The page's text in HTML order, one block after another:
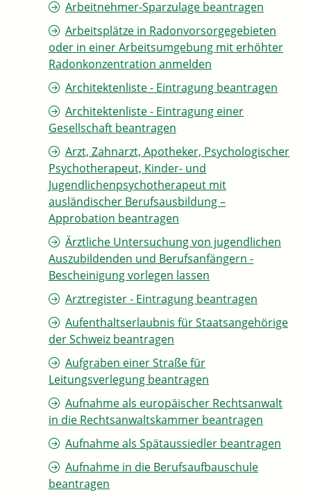
Arbeitnehmer-Sparzulage beantragen
Arbeitsplätze in Radonvorsorgegebieten
oder in einer Arbeitsumgebung mit erhöhter
Radonkonzentration anmelden
Architektenliste - Eintragung beantragen
Architektenliste - Eintragung einer
Gesellschaft beantragen
Arzt, Zahnarzt, Apotheker, Psychologischer
Psychotherapeut, Kinder- und
Jugendlichenpsychotherapeut mit
ausländischer Berufsausbildung –
Approbation beantragen
Ärztliche Untersuchung von jugendlichen
Auszubildenden und Berufsanfängern -
Bescheinigung vorlegen lassen
Arztregister - Eintragung beantragen
Aufenthaltserlaubnis für Staatsangehörige
der Schweiz beantragen
Aufgraben einer Straße für
Leitungsverlegung beantragen
Aufnahme als europäischer Rechtsanwalt
in die Rechtsanwaltskammer beantragen
Aufnahme als Spätaussiedler beantragen
Aufnahme in die Berufsaufbauschule
beantragen